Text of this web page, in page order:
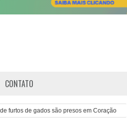
CONTATO
furtos de gados são presos em Coração